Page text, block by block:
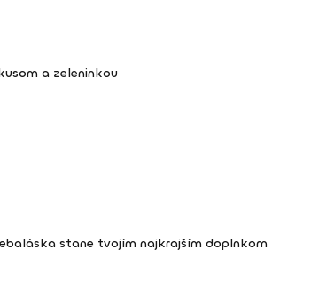
a zeleninkou
stane tvojím najkrajším doplnkom